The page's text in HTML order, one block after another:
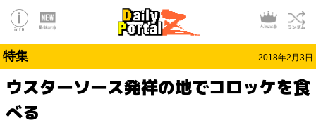
特集 2018年2月3日
ウスターソース発祥の地でコロッケを食
べる